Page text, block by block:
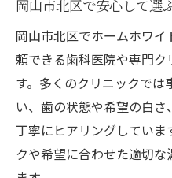
岡山市北区で安心して選
岡山市北区でホームホワ
頼できる歯科医院や専門
す。多くのクリニックで
い、歯の状態や希望の白
丁寧にヒアリングしていま
クや希望に合わせた適切